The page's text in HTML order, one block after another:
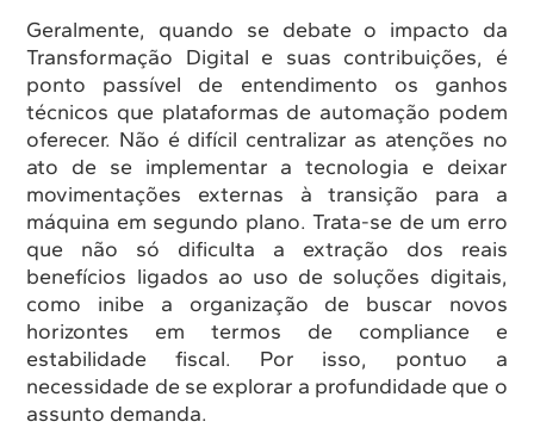
Geralmente, quando se debate o impacto da
Transformação Digital e suas contribuições, é
ponto passível de entendimento os ganhos
técnicos que plataformas de automação podem
oferecer. Não é difícil centralizar as atenções no
ato de se implementar a tecnologia e deixar
movimentações externas à transição para a
máquina em segundo plano. Trata-se de um erro
que não só dificulta a extração dos reais
benefícios ligados ao uso de soluções digitais,
como inibe a organização de buscar novos
horizontes em termos de compliance e
estabilidade fiscal. Por isso, pontuo a
necessidade de se explorar a profundidade que o
assunto demanda.